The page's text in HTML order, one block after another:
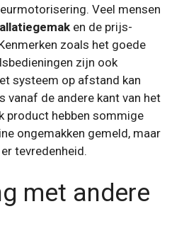
Veel mensen
en de prijs-
zoals het goede
zijn ook
systeem op afstand kan
vanaf de andere kant van het
product hebben sommige
ongemakken gemeld, maar
tevredenheid.
met andere